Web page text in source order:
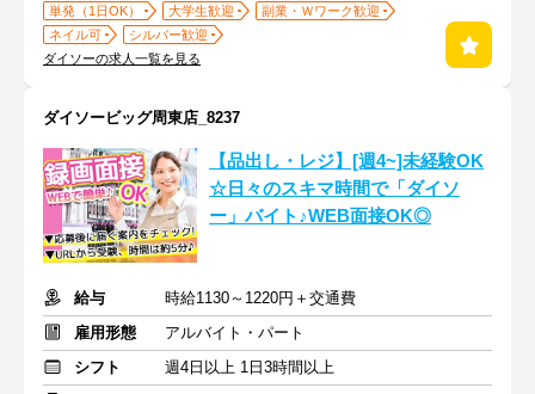
単発（1日OK） 大学生歓迎
副業・Ｗワーク歓迎
ネイル可
シルバー歓迎
ダイソーの求人一覧を見る
ダイソービッグ周東店_8237
【品出し・レジ】[週4~]未経験OK
☆日々のスキマ時間で「ダイソ
ー」バイト♪WEB面接OK◎
給与
時給1130～1220円＋交通費
雇用形態
アルバイト・パート
シフト
週4日以上 1日3時間以上